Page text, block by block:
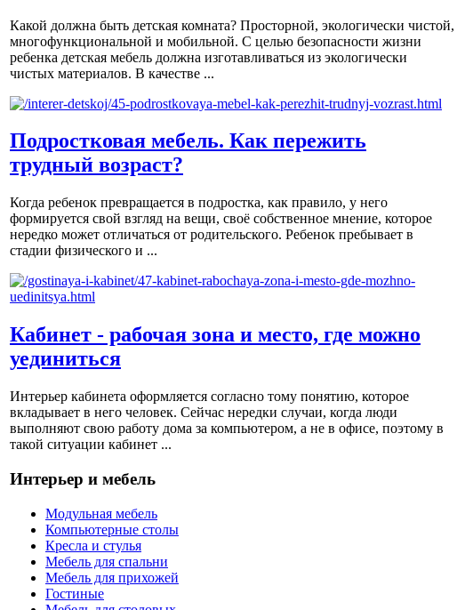
Какой должна быть детская комната? Просторной, экологически чистой,
многофункциональной и мобильной. С целью безопасности жизни
ребенка детская мебель должна изготавливаться из экологически
чистых материалов. В качестве ...
Подростковая мебель. Как пережить
трудный возраст?
Когда ребенок превращается в подростка, как правило, у него
формируется свой взгляд на вещи, своё собственное мнение, которое
нередко может отличаться от родительского. Ребенок пребывает в
стадии физического и ...
Кабинет - рабочая зона и место, где можно
уединиться
Интерьер кабинета оформляется согласно тому понятию, которое
вкладывает в него человек. Сейчас нередки случаи, когда люди
выполняют свою работу дома за компьютером, а не в офисе, поэтому в
такой ситуации кабинет ...
Интерьер и мебель
Модульная мебель
Компьютерные столы
Кресла и стулья
Мебель для спальни
Мебель для прихожей
Гостиные